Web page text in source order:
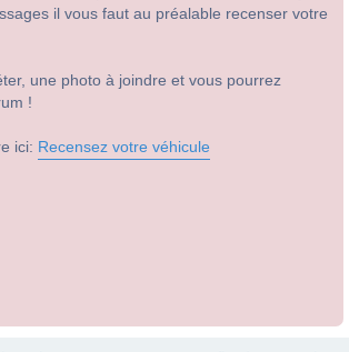
il vous faut au préalable recenser votre
une photo à joindre et vous pourrez
!
ici: Recensez votre véhicule